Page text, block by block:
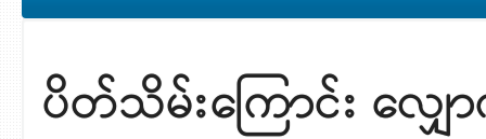
ပိတ်သိမ်းကြောင်း လျှေ